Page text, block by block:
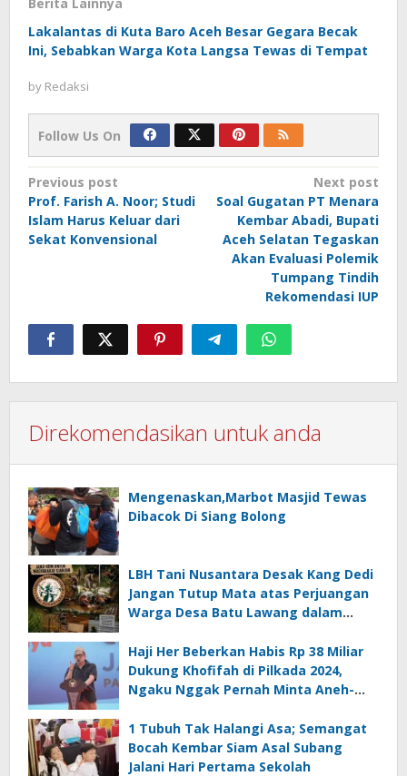
Lakalantas di Kuta Baro Aceh Besar Gegara Becak
Ini, Sebabkan Warga Kota Langsa Tewas di Tempat
by Redaksi
Follow Us On
Post
navigation
Previous post
Prof. Farish A. Noor; Studi
Islam Harus Keluar dari
Sekat Konvensional
Next post
Soal Gugatan PT Menara
Kembar Abadi, Bupati
Aceh Selatan Tegaskan
Akan Evaluasi Polemik
Tumpang Tindih
Rekomendasi IUP
Direkomendasikan untuk anda
Mengenaskan,Marbot Masjid Tewas
Dibacok Di Siang Bolong
LBH Tani Nusantara Desak Kang Dedi
Jangan Tutup Mata atas Perjuangan
Warga Desa Batu Lawang dalam
PT.MPM
Haji Her Beberkan Habis Rp 38 Miliar
Dukung Khofifah di Pilkada 2024,
Ngaku Nggak Pernah Minta Aneh-
1 Tubuh Tak Halangi Asa; Semangat
Bocah Kembar Siam Asal Subang
Jalani Hari Pertama Sekolah